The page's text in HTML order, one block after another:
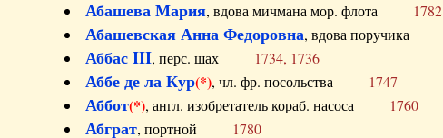
Абашева Мария, вдова мичмана мор. флота 1782
Абашевская Анна Федоровна, вдова поручика
Аббас III, перс. шах 1734, 1736
Аббе де ла Кур(*), чл. фр. посольства 1747
Аббот(*), англ. изобретатель кораб. насоса 1760
Абграт, портной 1780